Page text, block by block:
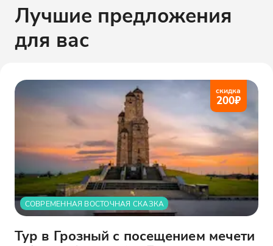
Лучшие предложения
для вас
скидка
200₽
СОВРЕМЕННАЯ ВОСТОЧНАЯ СКАЗКА
Тур в Грозный с посещением мечети